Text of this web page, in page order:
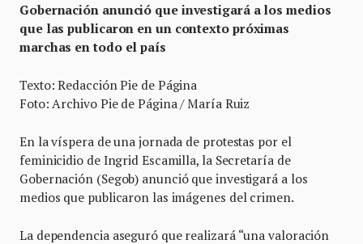
Gobernación anunció que investigará a los medios
que las publicaron en un contexto próximas
marchas en todo el país
Texto: Redacción Pie de Página
Foto: Archivo Pie de Página / María Ruiz
En la víspera de una jornada de protestas por el
feminicidio de Ingrid Escamilla, la Secretaría de
Gobernación (Segob) anunció que investigará a los
medios que publicaron las imágenes del crimen.
La dependencia aseguró que realizará “una valoración